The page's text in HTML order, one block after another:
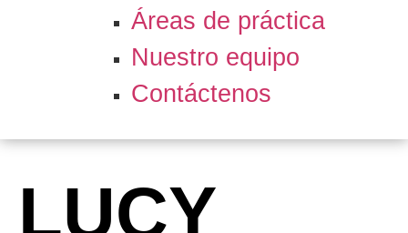
Áreas de práctica
Nuestro equipo
Contáctenos
LUCY